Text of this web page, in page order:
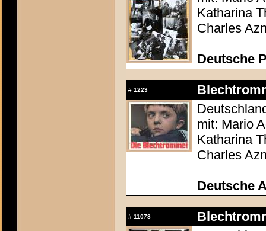
Katharina
Charles
Deutsche
# 1223
mit: Mario
Katharina
Charles
Deutsche
# 11078